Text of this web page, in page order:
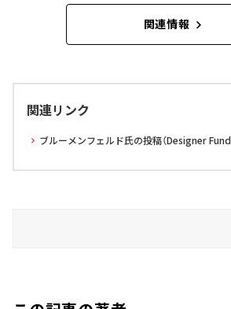
関連情報
関連リンク
ブルーメンフェルド氏の投稿（Designer Fund